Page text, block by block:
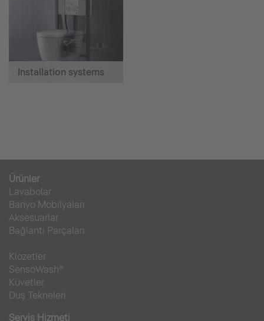
Installation systems
Ürünler
Lavabolar
Banyo Mobilyaları
Aksesuarlar
Bağlantı Parçaları
Klozetler
SensoWash®
Küvetler
Duş Tekneleri
Servis Hizmeti